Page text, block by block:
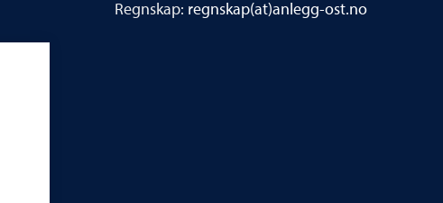
Regnskap: regnskap(at)anlegg-ost.no